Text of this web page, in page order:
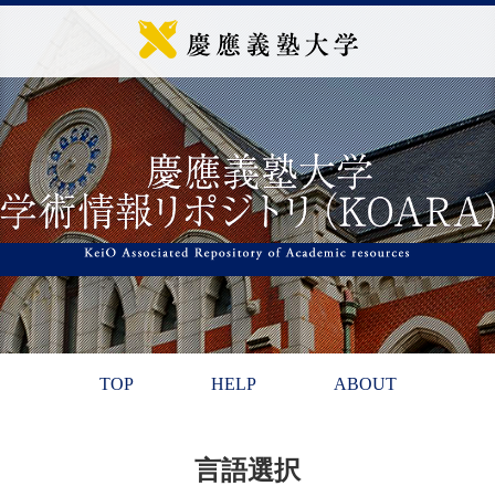
TOP HELP ABOUT
言語選択